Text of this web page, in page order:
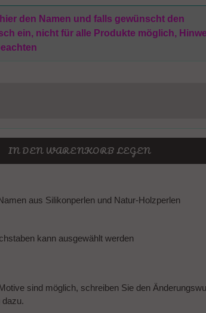
den Namen und falls gewünscht den
ein, nicht für alle Produkte möglich,
IN DEN WARENKORB LEGEN
aus Silikonperlen und Natur-Holzperlen
kann ausgewählt werden
sind möglich, schreiben Sie den
dazu.